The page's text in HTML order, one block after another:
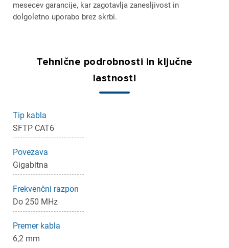
mesecev garancije, kar zagotavlja zanesljivost in
dolgoletno uporabo brez skrbi.
Tehnične podrobnosti in ključne
lastnosti
Tip kabla
SFTP CAT6
Povezava
Gigabitna
Frekvenčni razpon
Do 250 MHz
Premer kabla
6,2 mm